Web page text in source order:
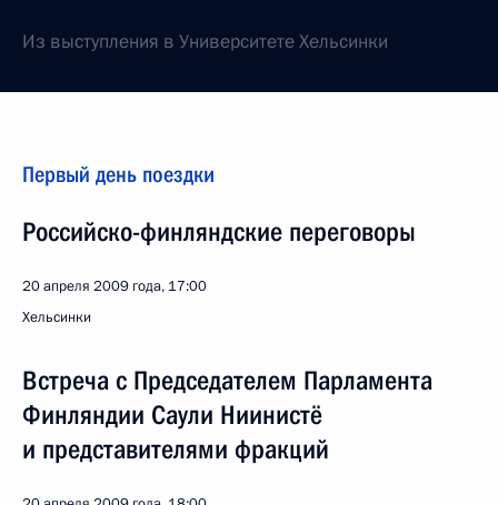
Из выступления в Университете Хельсинки
Первый день поездки
Российско-финляндские переговоры
20 апреля 2009 года, 17:00
Хельсинки
Встреча с Председателем Парламента
Финляндии Саули Ниинистё
и представителями фракций